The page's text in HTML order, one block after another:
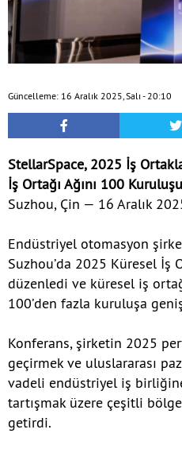
Güncelleme: 16 Aralık 2025, Salı - 20:10
StellarSpace, 2025 İş
İş Ortağı Ağını 100
Suzhou, Çin — 16 Aralık
Endüstriyel otomasyon
Suzhou’da 2025 Küresel İş
düzenledi ve küresel iş
100’den fazla kuruluşa
Konferans, şirketin 2025
geçirmek ve uluslararası
vadeli endüstriyel iş
tartışmak üzere çeşitli
getirdi.